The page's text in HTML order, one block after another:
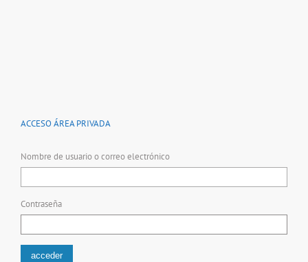
ACCESO ÁREA PRIVADA
Nombre de usuario o correo electrónico
Contraseña